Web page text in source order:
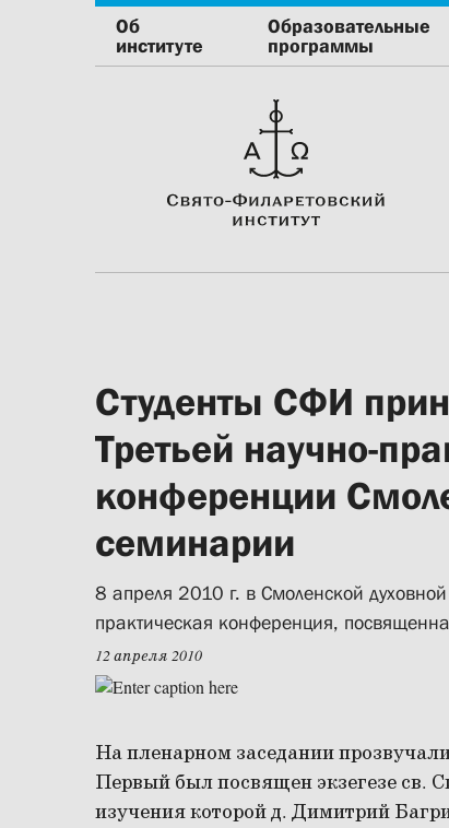
Об
институте
Образовательные
программы
Студенты СФИ
Третьей научно-
конференции
семинарии
8 апреля 2010 г. в Смоленской
практическая конференция,
12 апреля 2010
На пленарном заседании
Первый был посвящен экзегезе св.
изучения которой д. Димитрий